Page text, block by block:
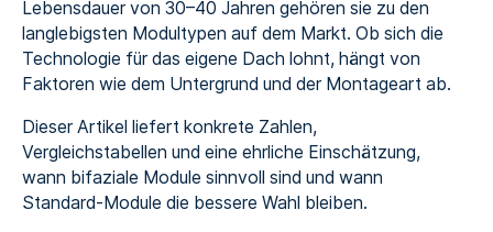
Lebensdauer von 30–40 Jahren gehören sie zu den
langlebigsten Modultypen auf dem Markt. Ob sich die
Technologie für das eigene Dach lohnt, hängt von
Faktoren wie dem Untergrund und der Montageart ab.
Dieser Artikel liefert konkrete Zahlen,
Vergleichstabellen und eine ehrliche Einschätzung,
wann bifaziale Module sinnvoll sind und wann
Standard-Module die bessere Wahl bleiben.